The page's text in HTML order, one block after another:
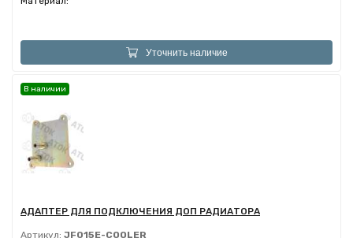
Уточнить наличие
АДАПТЕР ДЛЯ ПОДКЛЮЧЕНИЯ ДОП РАДИАТОРА
Артикул: JF015E-COOLER
В наличии